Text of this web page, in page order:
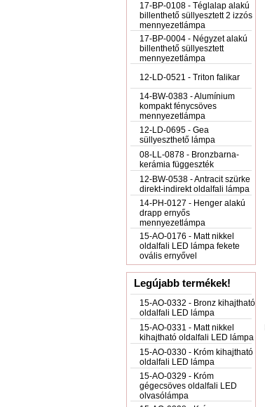
17-BP-0108 - Téglalap alakú
billenthető süllyesztett 2 izzós
mennyezetlámpa
17-BP-0004 - Négyzet alakú
billenthető süllyesztett
mennyezetlámpa
12-LD-0521 - Triton falikar
14-BW-0383 - Alumínium
kompakt fénycsöves
mennyezetlámpa
12-LD-0695 - Gea
süllyeszthető lámpa
08-LL-0878 - Bronzbarna-
kerámia függeszték
12-BW-0538 - Antracit szürke
direkt-indirekt oldalfali lámpa
14-PH-0127 - Henger alakú
drapp ernyős
mennyezetlámpa
15-AO-0176 - Matt nikkel
oldalfali LED lámpa fekete
ovális ernyővel
Legújabb termékek!
15-AO-0332 - Bronz kihajtható
oldalfali LED lámpa
15-AO-0331 - Matt nikkel
kihajtható oldalfali LED lámpa
15-AO-0330 - Króm kihajtható
oldalfali LED lámpa
15-AO-0329 - Króm
gégecsöves oldalfali LED
olvasólámpa